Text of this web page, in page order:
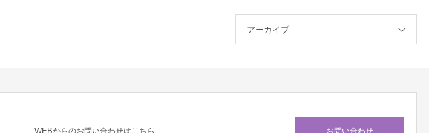
アーカイブ
WEBからのお問い合わせはこちら お問い合わせ